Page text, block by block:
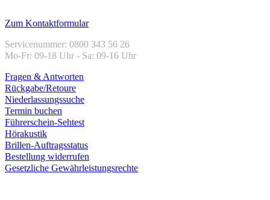
Zum Kontaktformular
Servicenummer: 0800 343 56 26
Mo-Fr: 09-18 Uhr - Sa: 09-16 Uhr
Fragen & Antworten
Rückgabe/Retoure
Niederlassungssuche
Termin buchen
Führerschein-Sehtest
Hörakustik
Brillen-Auftragsstatus
Bestellung widerrufen
Gesetzliche Gewährleistungsrechte